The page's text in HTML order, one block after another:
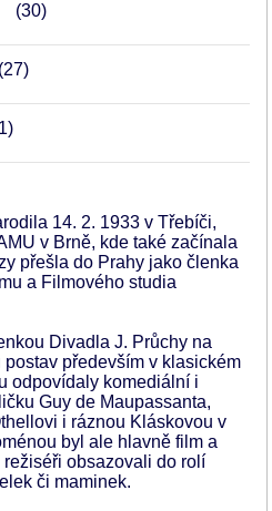
30
27
14. 2. 1933 v Třebíči,
v Brně, kde také začínala
přešla do Prahy jako členka
a Filmového studia
Divadla J. Průchy na
především v klasickém
odpovídaly komediální i
Guy de Maupassanta,
i ráznou Kláskovou v
byl ale hlavně film a
obsazovali do rolí
či maminek.